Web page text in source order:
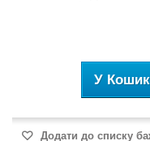
У Кошик
Додати до списку